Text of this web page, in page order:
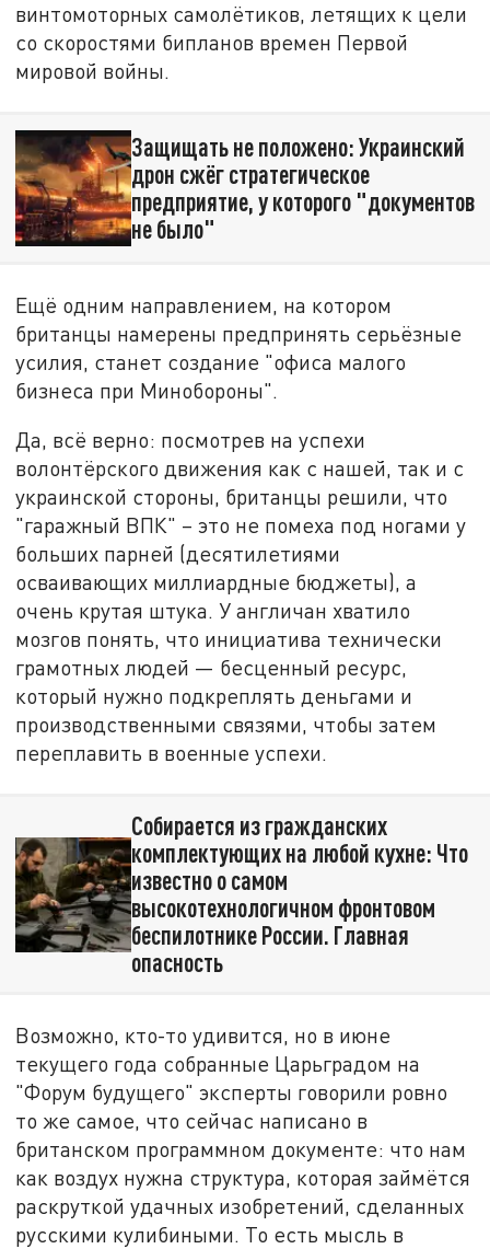
винтомоторных самолётиков, летящих к цели
со скоростями бипланов времен Первой
мировой войны.
Защищать не положено: Украинский
дрон сжёг стратегическое
предприятие, у которого "документов
не было"
Ещё одним направлением, на котором
британцы намерены предпринять серьёзные
усилия, станет создание "офиса малого
бизнеса при Минобороны".
Да, всё верно: посмотрев на успехи
волонтёрского движения как с нашей, так и с
украинской стороны, британцы решили, что
"гаражный ВПК" – это не помеха под ногами у
больших парней (десятилетиями
осваивающих миллиардные бюджеты), а
очень крутая штука. У англичан хватило
мозгов понять, что инициатива технически
грамотных людей — бесценный ресурс,
который нужно подкреплять деньгами и
производственными связями, чтобы затем
переплавить в военные успехи.
Собирается из гражданских
комплектующих на любой кухне: Что
известно о самом
высокотехнологичном фронтовом
беспилотнике России. Главная
опасность
Возможно, кто-то удивится, но в июне
текущего года собранные Царьградом на
"Форум будущего" эксперты говорили ровно
то же самое, что сейчас написано в
британском программном документе: что нам
как воздух нужна структура, которая займётся
раскруткой удачных изобретений, сделанных
русскими кулибиными. То есть мысль в